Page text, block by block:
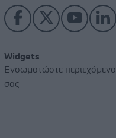
Widgets
Ενσωματώστε
σας